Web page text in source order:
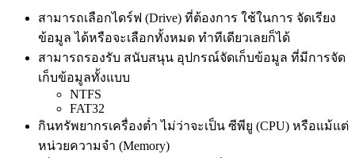
สามารถเลือกไดร์ฟ (Drive) ที่ต้องการ ใช้ในการ จัดเรียง
ข้อมูล ได้หรือจะเลือกทั้งหมด ทำทีเดียวเลยก็ได้
สามารถรองรับ สนับสนุน อุปกรณ์จัดเก็บข้อมูล ที่มีการจัด
เก็บข้อมูลทั้งแบบ
NTFS
FAT32
กินทรัพยากรเครื่องต่ำ ไม่ว่าจะเป็น ซีพียู (CPU) หรือแม้แต่
หน่วยความจำ (Memory)